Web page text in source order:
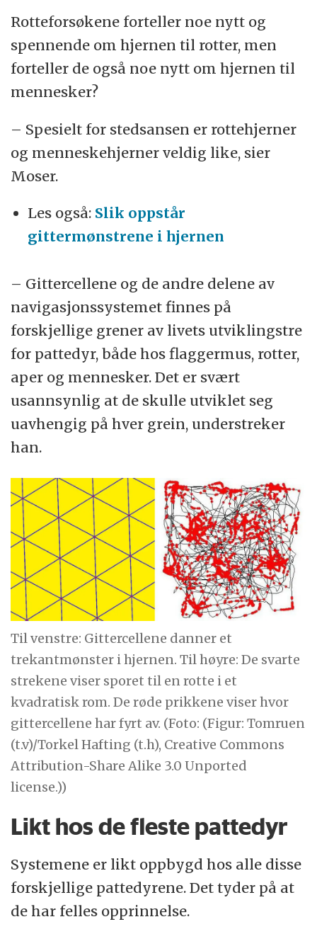
Rotteforsøkene forteller noe nytt og
spennende om hjernen til rotter, men
forteller de også noe nytt om hjernen til
mennesker?
– Spesielt for stedsansen er rottehjerner
og menneskehjerner veldig like, sier
Moser.
Les også: Slik oppstår
gittermønstrene i hjernen
– Gittercellene og de andre delene av
navigasjonssystemet finnes på
forskjellige grener av livets utviklingstre
for pattedyr, både hos flaggermus, rotter,
aper og mennesker. Det er svært
usannsynlig at de skulle utviklet seg
uavhengig på hver grein, understreker
han.
Til venstre: Gittercellene danner et
trekantmønster i hjernen. Til høyre: De svarte
strekene viser sporet til en rotte i et
kvadratisk rom. De røde prikkene viser hvor
gittercellene har fyrt av. (Foto: (Figur: Tomruen
(t.v)/Torkel Hafting (t.h), Creative Commons
Attribution-Share Alike 3.0 Unported
license.))
Likt hos de fleste pattedyr
Systemene er likt oppbygd hos alle disse
forskjellige pattedyrene. Det tyder på at
de har felles opprinnelse.